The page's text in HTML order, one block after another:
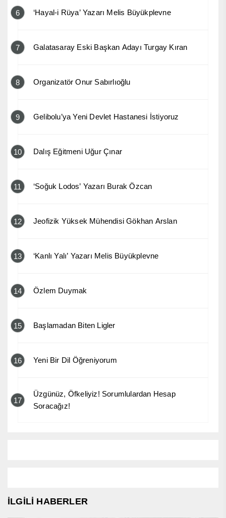
6 ‘Hayal-i Rüya’ Yazarı Melis Büyükplevne
7 Galatasaray Eski Başkan Adayı Turgay Kıran
8 Organizatör Onur Sabırlıoğlu
9 Gelibolu’ya Yeni Devlet Hastanesi İstiyoruz
10 Dalış Eğitmeni Uğur Çınar
11 ‘Soğuk Lodos’ Yazarı Burak Özcan
12 Jeofizik Yüksek Mühendisi Gökhan Arslan
13 ‘Kanlı Yalı’ Yazarı Melis Büyükplevne
14 Özlem Duymak
15 Başlamadan Biten Ligler
16 Yeni Bir Dil Öğreniyorum
17
Üzgünüz, Öfkeliyiz! Sorumlulardan Hesap
Soracağız!
İLGİLİ HABERLER